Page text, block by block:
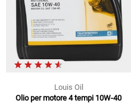
Louis Oil
Olio per motore 4 tempi 10W-40